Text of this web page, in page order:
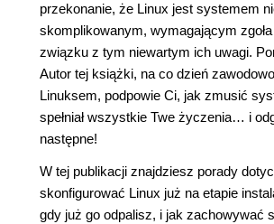
przekonanie, że Linux jest systemem
skomplikowanym, wymagającym
związku z tym niewartym ich uwagi.
Autor tej książki, na co dzień
Linuksem, podpowie Ci, jak zmusić
spełniał wszystkie Twe życzenia… i
następne!
W tej publikacji znajdziesz porady
skonfigurować Linux już na etapie
gdy już go odpalisz, i jak zachowywać